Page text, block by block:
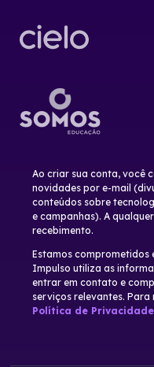
Ao criar sua conta, você
novidades por e-mail
conteúdos sobre
e campanhas). A
recebimento.
Estamos comprometidos
Impulso utiliza as
entrar em contato e
serviços relevantes. Para
Política de Privacidade